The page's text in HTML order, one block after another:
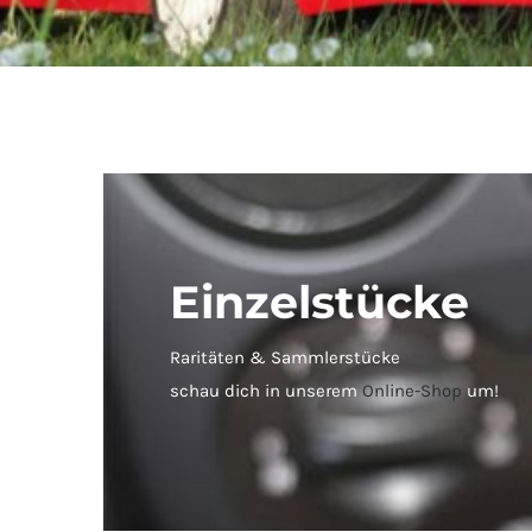
Einzelstücke
Raritäten & Sammlerstücke
schau dich in unseremOnline-Shop um!